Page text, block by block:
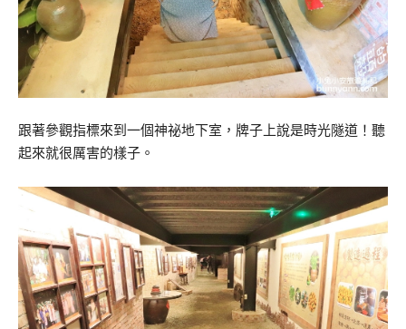
跟著參觀指標來到一個神祕地下室，牌子上說是時光隧道！聽
起來就很厲害的樣子。